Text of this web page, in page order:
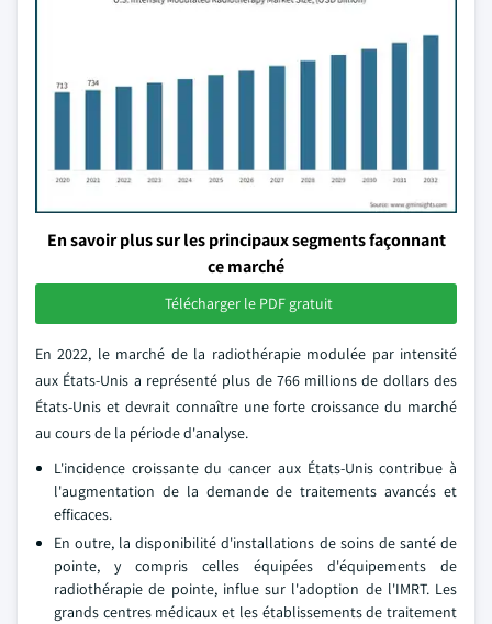
En savoir plus sur les principaux segments façonnant
ce marché
Télécharger le PDF gratuit
En 2022, le marché de la radiothérapie modulée par intensité
aux États-Unis a représenté plus de 766 millions de dollars des
États-Unis et devrait connaître une forte croissance du marché
au cours de la période d'analyse.
L'incidence croissante du cancer aux États-Unis contribue à
l'augmentation de la demande de traitements avancés et
efficaces.
En outre, la disponibilité d'installations de soins de santé de
pointe, y compris celles équipées d'équipements de
radiothérapie de pointe, influe sur l'adoption de l'IMRT. Les
grands centres médicaux et les établissements de traitement